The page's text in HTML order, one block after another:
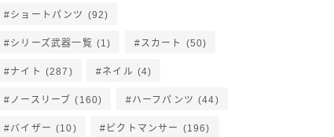
ショートパンツ (92)
シリーズ武器一覧 (1) スカート (50)
ナイト (287) ネイル (4)
ノースリーブ (160) ハーフパンツ (44)
バイザー (10) ピクトマンサー (196)